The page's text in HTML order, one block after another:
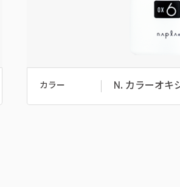
カラー N. カラーオキ